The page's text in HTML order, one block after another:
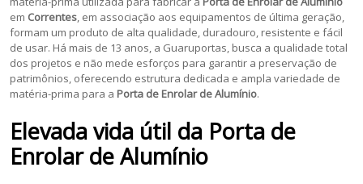
em Correntes, em associação aos equipamentos de última geração,
formam um produto de alta qualidade, duradouro, resistente e fácil
de usar. Há mais de 13 anos, a Guaruportas, busca a qualidade total
dos projetos e não mede esforços para garantir a preservação de
patrimônios, oferecendo estrutura dedicada e ampla variedade de
matéria-prima para a Porta de Enrolar de Alumínio.
Elevada vida útil da Porta de
Enrolar de Alumínio